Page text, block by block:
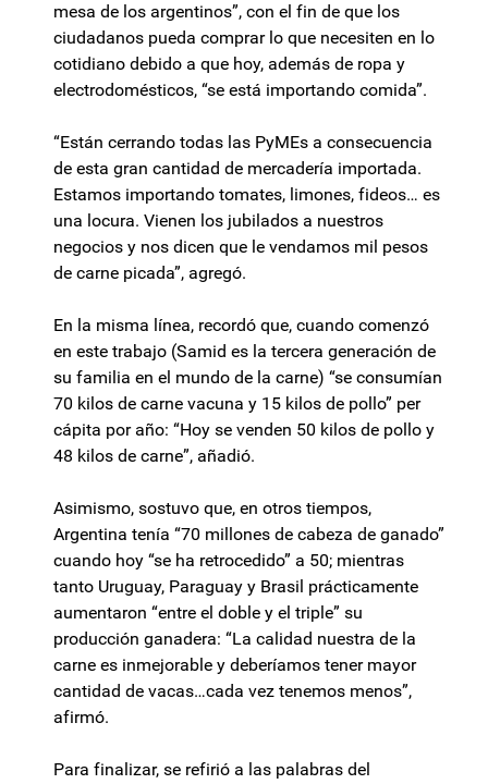
mesa de los argentinos”, con el fin de que los
ciudadanos pueda comprar lo que necesiten en lo
cotidiano debido a que hoy, además de ropa y
electrodomésticos, “se está importando comida”.
“Están cerrando todas las PyMEs a consecuencia
de esta gran cantidad de mercadería importada.
Estamos importando tomates, limones, fideos… es
una locura. Vienen los jubilados a nuestros
negocios y nos dicen que le vendamos mil pesos
de carne picada”, agregó.
En la misma línea, recordó que, cuando comenzó
en este trabajo (Samid es la tercera generación de
su familia en el mundo de la carne) “se consumían
70 kilos de carne vacuna y 15 kilos de pollo” per
cápita por año: “Hoy se venden 50 kilos de pollo y
48 kilos de carne”, añadió.
Asimismo, sostuvo que, en otros tiempos,
Argentina tenía “70 millones de cabeza de ganado”
cuando hoy “se ha retrocedido” a 50; mientras
tanto Uruguay, Paraguay y Brasil prácticamente
aumentaron “entre el doble y el triple” su
producción ganadera: “La calidad nuestra de la
carne es inmejorable y deberíamos tener mayor
cantidad de vacas…cada vez tenemos menos”,
afirmó.
Para finalizar, se refirió a las palabras del